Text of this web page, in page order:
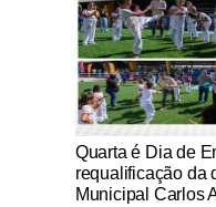
Notícias Católicas
Quarta é Dia de
requalificação da
Municipal Carlos